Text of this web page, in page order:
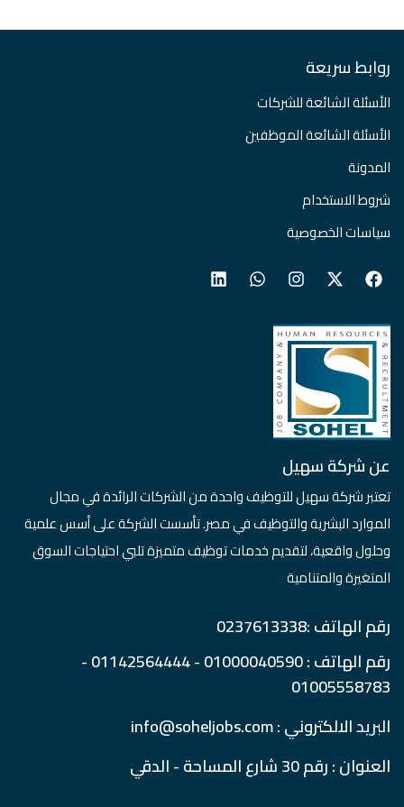
روابط سريعة
الأسئلة الشائعة للشركات
الأسئلة الشائعة الموظفين
المدونة
شروط الاستخدام
سياسات الخصوصية
عن شركة سهيل
تعتبر شركة سهيل للتوظيف واحدة من الشركات الرائدة في مجال
الموارد البشرية والتوظيف في مصر. تأسست الشركة على أسس علمية
وحلول واقعية، لتقديم خدمات توظيف متميزة تلبي احتياجات السوق
المتغيرة والمتنامية
رقم الهاتف :0237613338
رقم الهاتف : 01000040590 - 01142564444 -
01005558783
البريد الالكتروني : info@soheljobs.com
العنوان : رقم 30 شارع المساحة - الدقي